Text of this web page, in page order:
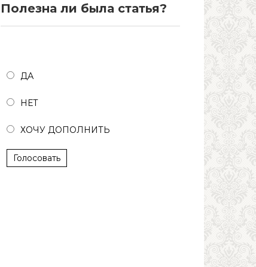
Полезна ли была статья?
ДА
НЕТ
ХОЧУ ДОПОЛНИТЬ
Голосовать